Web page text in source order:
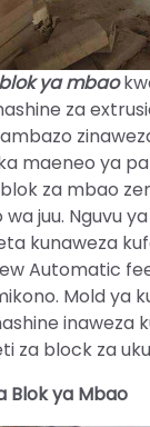
ya mbao
za
maeneo ya
za mbao
juu. Nguvu
kunaweza
Automatic
Mold ya
inaweza
za block za
Blok ya Mbao